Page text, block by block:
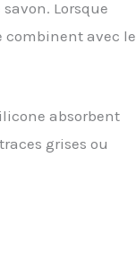
Lorsque
combinent avec le
absorbent
grises ou